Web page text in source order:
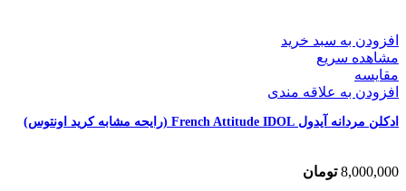
افزودن به سبد خرید
مشاهده سریع
مقایسه
افزودن به علاقه مندی
ادکلن مردانه آیدول French Attitude IDOL (رایحه مشابه کرید اونتوس)
8,000,000 تومان